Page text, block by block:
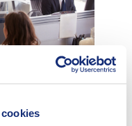
Unboxed’ van HR-